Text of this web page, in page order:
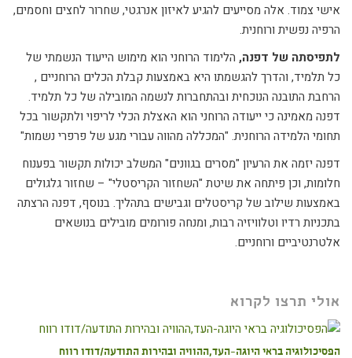
אישי צמוד. אלה מסייעים להגיע לאיזון אנרגטי, שחרור לחצים וחסמים,
הרפיה נפשית ורוחנית.
לתפיסתה של דפנה, הלימוד הרוחני הוא מימוש הייעוד הנשמתי של
כל תלמיד, והדרך להגשמתו היא באמצעות קבלת הכלים הרוחניים ,
הרחבת התובנה הנוכחית ובהתחברות לנשמה המובילה של כל תלמיד.
דפנה מאמינה כי ייעודה הרוחני הוא האצלת הכלי לריפוי ולתקשור בכל
תחומי הלמידה הרוחנית. "המכללה מהווה עבורי מגע של פרפרי נשמות"
דפנה יזמה את הרעיון "מסרים בגוונים" המשלב יכולות תקשור בפענוח
חלומות, וכן פיתחה את שיטת "השחזור הקריסטלי" – שחזור גלגולים
באמצעות שילוב של קריסטלים וגבישים בתהליך. בנוסף, דפנה הרצתה
בתכניות רדיו וטלוויזיה רבות, ומנחה פורומים מובילים בנושאים
אלטרנטיביים ורוחניים.
אולי תרצו לקרוא
הפסיכולוגיה בראי היוגה-העד,ההוויה ובהירות התודעה/דודו רווח